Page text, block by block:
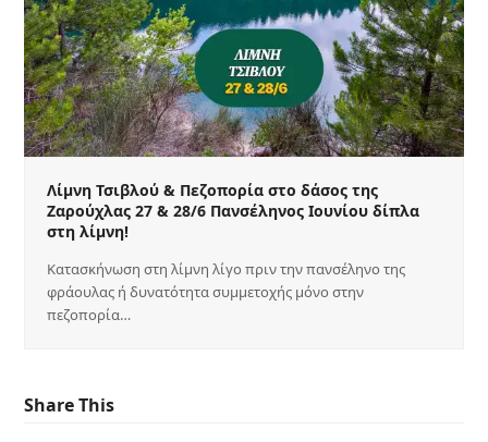
Λίμνη Τσιβλού & Πεζοπορία στο δάσος της
Ζαρούχλας 27 & 28/6 Πανσέληνος Ιουνίου δίπλα
στη λίμνη!
Κατασκήνωση στη λίμνη λίγο πριν την πανσέληνο της
φράουλας ή δυνατότητα συμμετοχής μόνο στην
πεζοπορία…
Share This